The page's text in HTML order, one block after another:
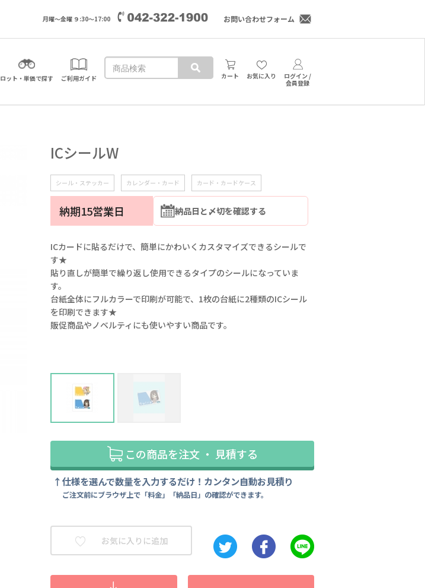
月曜～金曜 ９:30～17:00 お問い合わせフォーム
ロット・単価で探す ご利用ガイド カート お気に入り
ログイン /
会員登録
illust：月神るな様(lunatic joker)
ICシールW
シール・ステッカー カレンダー・カード カード・カードケース
納期15営業日 納品日と〆切を確認する
ICカードに貼るだけで、簡単にかわいくカスタマイズできるシールで
す★
貼り直しが簡単で繰り返し使用できるタイプのシールになっていま
す。
台紙全体にフルカラーで印刷が可能で、1枚の台紙に2種類のICシール
を印刷できます★
販促商品やノベルティにも使いやすい商品です。
この商品を注文 ・ 見積する
仕様を選んで数量を入力するだけ！カンタン自動お見積り
ご注文前にブラウザ上で「料金」「納品日」の確認ができます。
お気に入りに追加